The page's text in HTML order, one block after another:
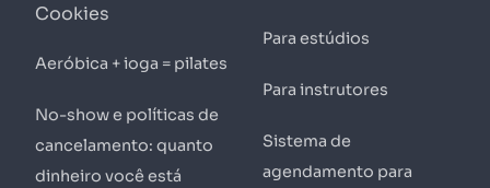
Cookies
Aeróbica + ioga = pilates
No-show e políticas de
cancelamento: quanto
dinheiro você está
Para estúdios
Para instrutores
Sistema de
agendamento para